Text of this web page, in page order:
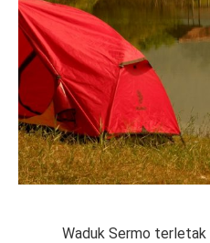
Waduk Sermo terletak